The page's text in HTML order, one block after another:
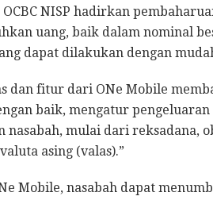
NISP hadirkan
uang, baik dalam nominal
dapat dilakukan dengan
dan fitur dari ONe Mobile
baik, mengatur
nasabah, mulai dari reksadana,
asing (valas).”
Mobile, nasabah dapat